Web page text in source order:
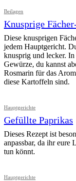
Beilagen
Knusprige
Diese knusprigen
jedem Hauptgericht.
knusprig und lecker.
Gewürze, du kannst
Rosmarin für das
diese Kartoffeln sind.
Hauptgerichte
Gefüllte Paprikas
Dieses Rezept ist
anpassbar, da ihr eure
tun könnt.
Hauptgerichte